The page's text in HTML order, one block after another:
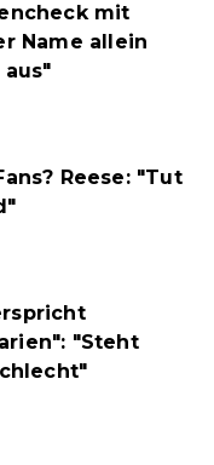
mit
Name allein
Reese: "Tut
"Steht